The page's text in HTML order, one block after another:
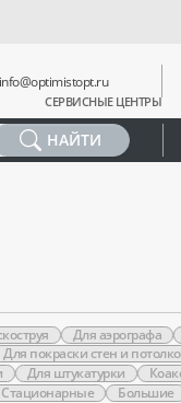
СЕРВИСНЫЕ ЦЕНТРЫ
info@optimistopt.ru
НАЙТИ
Для аэрографа
Для покраски стен и
Для штукатурки
Стационарные Большие